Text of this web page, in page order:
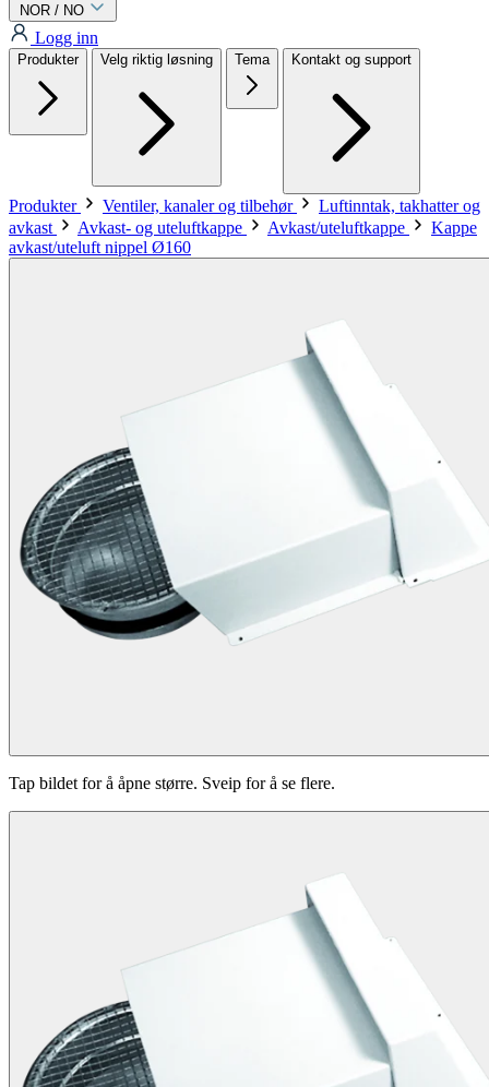
NOR / NO
Logg inn
Produkter Velg riktig løsning Tema Kontakt og support
Produkter Ventiler, kanaler og tilbehør
Luftinntak, takhatter og
avkast
Avkast- og uteluftkappe Avkast/uteluftkappe
Kappe
avkast/uteluft nippel Ø160
Tap bildet for å åpne større. Sveip for å se flere.